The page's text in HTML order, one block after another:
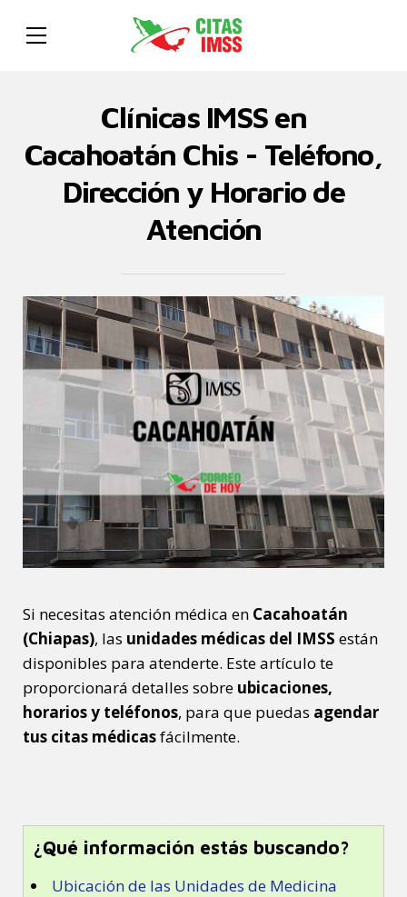
Clínicas IMSS en
Cacahoatán Chis - Teléfono,
Dirección y Horario de
Atención
Si necesitas atención médica en Cacahoatán
(Chiapas), las unidades médicas del IMSS están
disponibles para atenderte. Este artículo te
proporcionará detalles sobre ubicaciones,
horarios y teléfonos, para que puedas agendar
tus citas médicasfácilmente.
¿Qué información estás buscando?
Ubicación de las Unidades de Medicina